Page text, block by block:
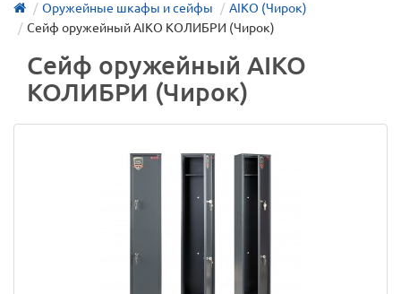
Оружейные шкафы и сейфы
AIKO (Чирок)
Сейф оружейный AIKO КОЛИБРИ (Чирок)
Сейф оружейный AIKO
КОЛИБРИ (Чирок)